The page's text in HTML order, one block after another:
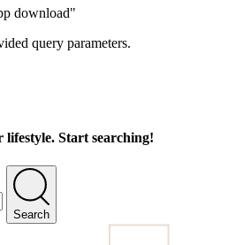
download"
query parameters.
Start searching!
Search